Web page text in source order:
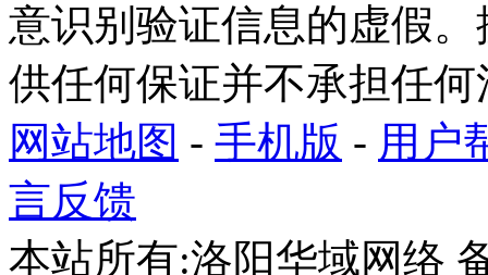
意识别验证信息的虚假
供任何保证并不承担任
网站地图 - 手机版 - 用户
言反馈
本站所有:洛阳华域网络